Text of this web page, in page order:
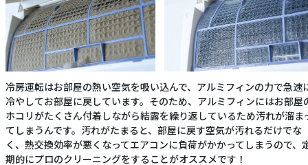
冷房運転はお部屋の熱い空気を吸い込んで、アルミフィンの力で急速
冷やしてお部屋に戻しています。そのため、アルミフィンにはお部屋
ホコリがたくさん付着しながら結露を繰り返しているため汚れが溜ま
てしまうんです。汚れがたまると、部屋に戻す空気が汚れるだけでな
く、熱交換効率が悪くなってエアコンに負荷がかかってしまうので、
期的にプロのクリーニングをすることがオススメです！